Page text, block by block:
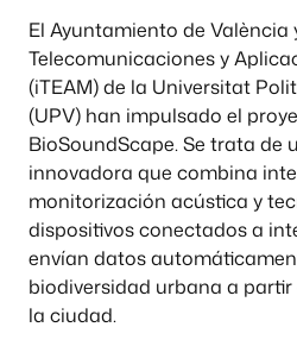
El Ayuntamiento de València
Telecomunicaciones y
(iTEAM) de la Universitat
(UPV) han impulsado el
BioSoundScape. Se trata de
innovadora que combina
monitorización acústica y
dispositivos conectados a
envían datos
biodiversidad urbana a
la ciudad.